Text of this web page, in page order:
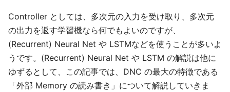
Controller としては、多次元の入力を受け取り、多次元
の出力を返す学習機なら何でもよいのですが、
(Recurrent) Neural Net や LSTMなどを使うことが多いよ
うです。(Recurrent) Neural Net や LSTM の解説は他に
ゆずるとして、この記事では、DNC の最大の特徴である
「外部 Memory の読み書き」について解説していきま